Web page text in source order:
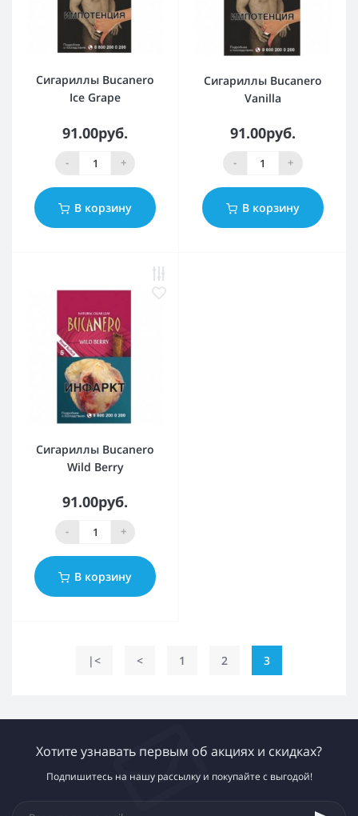
Сигариллы Bucanero
Ice Grape
91.00руб.
- +
В корзину
Сигариллы Bucanero
Vanilla
91.00руб.
- +
В корзину
Сигариллы Bucanero
Wild Berry
91.00руб.
- +
В корзину
|< < 1 2 3
Хотите узнавать первым об акциях и скидках?
Подпишитесь на нашу рассылку и покупайте с выгодой!